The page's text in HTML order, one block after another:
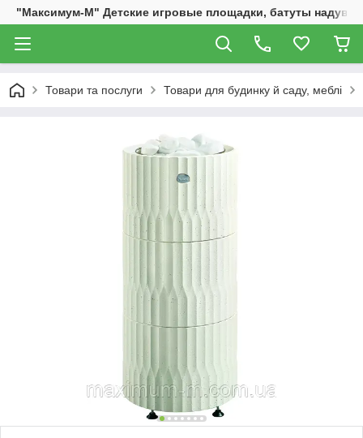
"Максимум-М" Детские игровые площадки, батуты
Товари та послуги Товари для будинку й саду, меблі